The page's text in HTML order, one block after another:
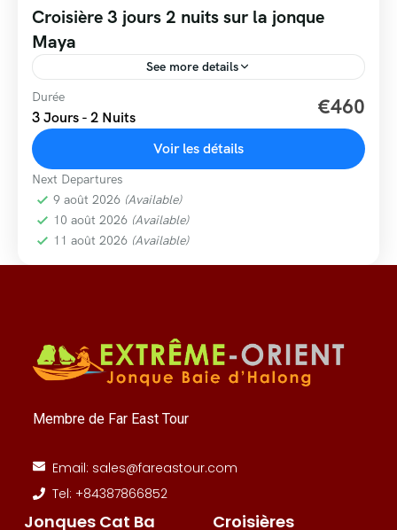
Croisière 3 jours 2 nuits sur la jonque
Maya
See more details
Durée
3 Jours - 2 Nuits €460
Voir les détails
Next Departures
9 août 2026 (Available)
10 août 2026 (Available)
11 août 2026 (Available)
Membre de Far East Tour
Email: sales@fareastour.com
Tel: +84387866852
Jonques Cat Ba Croisières